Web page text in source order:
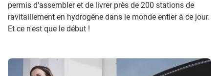
permis d'assembler et de livrer près de 200 stations de
ravitaillement en hydrogène dans le monde entier à ce jour.
Et ce n'est que le début !